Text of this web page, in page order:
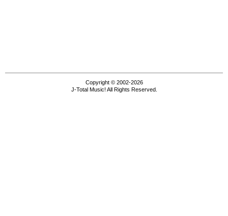
Copyright © 2002-2026
J-Total Music! All Rights Reserved.